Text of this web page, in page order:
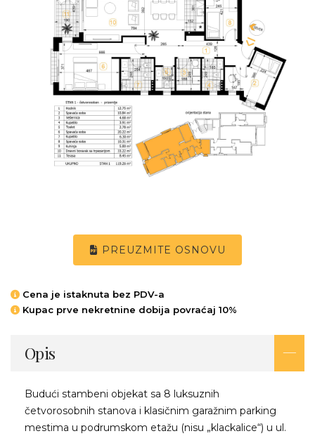
PREUZMITE OSNOVU
Cena je istaknuta bez PDV-a
Kupac prve nekretnine dobija povraćaj 10%
Opis
Budući stambeni objekat sa 8 luksuznih
četvorosobnih stanova i klasičnim garažnim parking
mestima u podrumskom etažu (nisu „klackalice“) u ul.